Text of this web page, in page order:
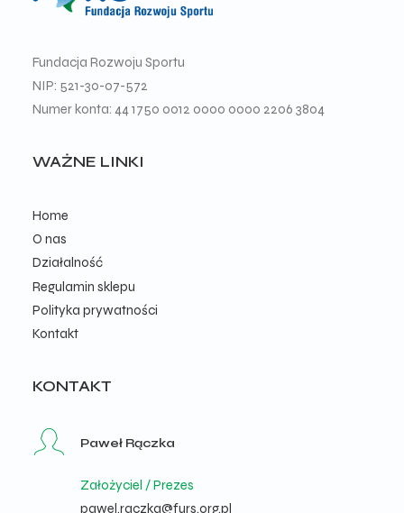
Fundacja Rozwoju Sportu
NIP: 521-30-07-572
Numer konta: 44 1750 0012 0000 0000 2206 3804
WAŻNE LINKI
Home
O nas
Działalność
Regulamin sklepu
Polityka prywatności
Kontakt
KONTAKT
Paweł Rączka
Założyciel / Prezes
pawel.raczka@furs.org.pl